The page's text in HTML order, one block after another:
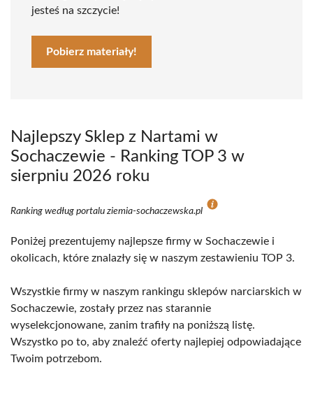
jesteś na szczycie!
Pobierz materiały!
Najlepszy Sklep z Nartami w
Sochaczewie - Ranking TOP 3 w
sierpniu 2026 roku
Ranking według portalu ziemia-sochaczewska.pl
Poniżej prezentujemy najlepsze firmy w Sochaczewie i
okolicach, które znalazły się w naszym zestawieniu TOP 3.
Wszystkie firmy w naszym rankingu sklepów narciarskich w
Sochaczewie, zostały przez nas starannie
wyselekcjonowane, zanim trafiły na poniższą listę.
Wszystko po to, aby znaleźć oferty najlepiej odpowiadające
Twoim potrzebom.